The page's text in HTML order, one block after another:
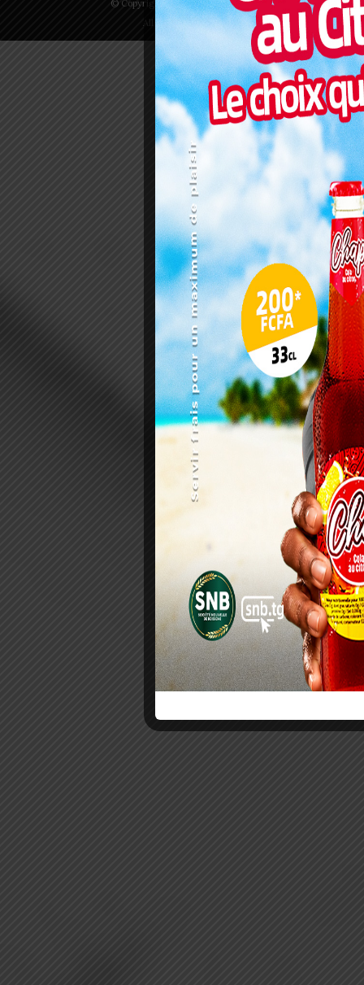
© Copyright 2025 | LOMEGRAPH
All rights reserved